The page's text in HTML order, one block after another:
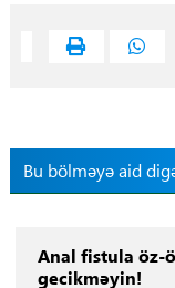
Bu bölməyə aid
Anal fistula öz-
gecikməyin!